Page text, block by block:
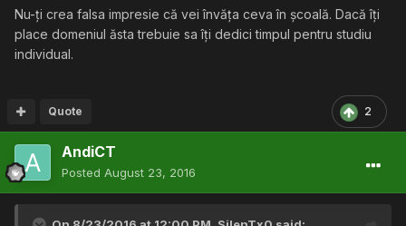
Nu-ți crea falsa impresie că vei învăța ceva în școală. Dacă îți
place domeniul ăsta trebuie sa îți dedici timpul pentru studiu
individual.
2
Quote
AndiCT
Posted August 23, 2016